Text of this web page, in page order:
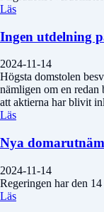
Läs
Ingen utdelning
2024-11-14
Högsta domstolen
nämligen om en redan
att aktierna har blivit
Läs
Nya
2024-11-14
Regeringen har den
Läs